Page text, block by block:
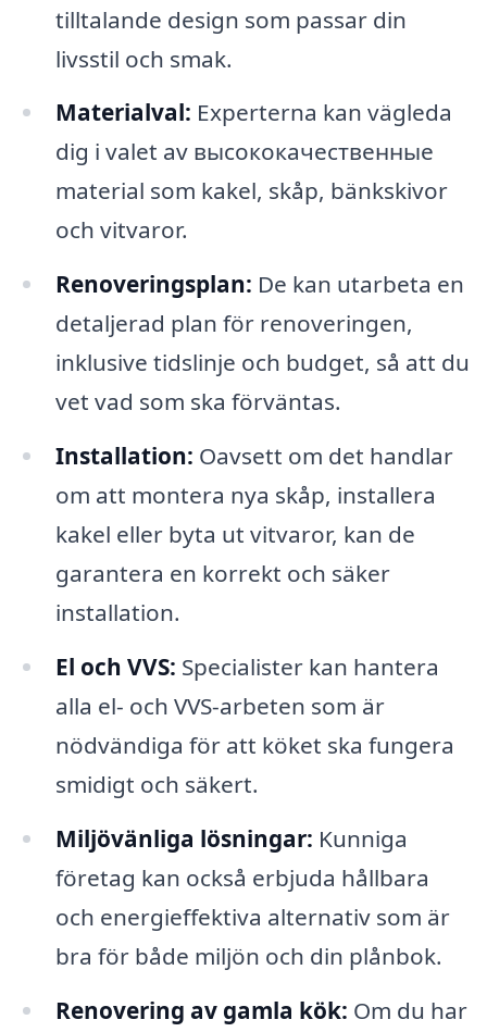
tilltalande design som passar din
livsstil och smak.
Materialval: Experterna kan vägleda
dig i valet av высококачественные
material som kakel, skåp, bänkskivor
och vitvaror.
Renoveringsplan: De kan utarbeta en
detaljerad plan för renoveringen,
inklusive tidslinje och budget, så att du
vet vad som ska förväntas.
Installation: Oavsett om det handlar
om att montera nya skåp, installera
kakel eller byta ut vitvaror, kan de
garantera en korrekt och säker
installation.
El och VVS: Specialister kan hantera
alla el- och VVS-arbeten som är
nödvändiga för att köket ska fungera
smidigt och säkert.
Miljövänliga lösningar: Kunniga
företag kan också erbjuda hållbara
och energieffektiva alternativ som är
bra för både miljön och din plånbok.
Renovering av gamla kök: Om du har